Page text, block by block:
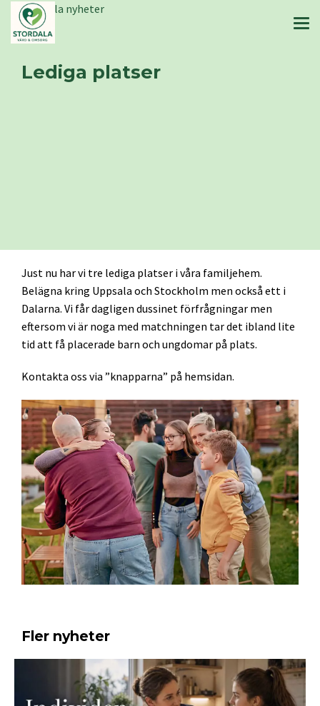
Stordala nyheter
Lediga platser
Just nu har vi tre lediga platser i våra familjehem.
Belägna kring Uppsala och Stockholm men också ett i
Dalarna. Vi får dagligen dussinet förfrågningar men
eftersom vi är noga med matchningen tar det ibland lite
tid att få placerade barn och ungdomar på plats.
Kontakta oss via ”knapparna” på hemsidan.
Fler nyheter